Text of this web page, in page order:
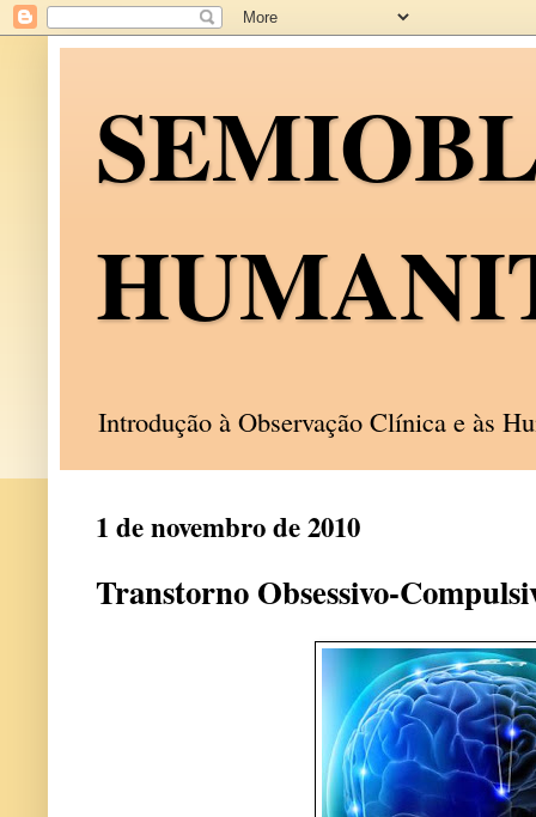
Introdução à Observação Clínica e às
1 de novembro de 2010
Transtorno Obsessivo-